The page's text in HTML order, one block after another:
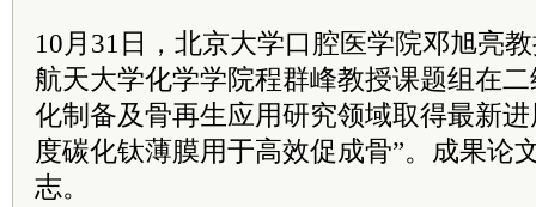
10月31日，北京大学口腔医学院邓旭亮
航天大学化学学院程群峰教授课题组在
化制备及骨再生应用研究领域取得最新
度碳化钛薄膜用于高效促成骨”。成果论
志。